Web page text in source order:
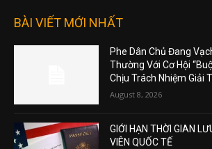
BÀI VIẾT MỚI NHẤT
Phe Dân Chủ Đang
Thường Với Cơ Hội
Chịu Trách Nhiệm Giải
August 8, 2026
GIỚI HẠN THỜI GIAN
VIÊN QUỐC TẾ